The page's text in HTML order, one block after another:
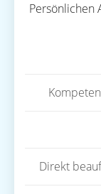
Persönlichen
Direkt